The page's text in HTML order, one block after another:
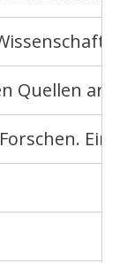
Quellen